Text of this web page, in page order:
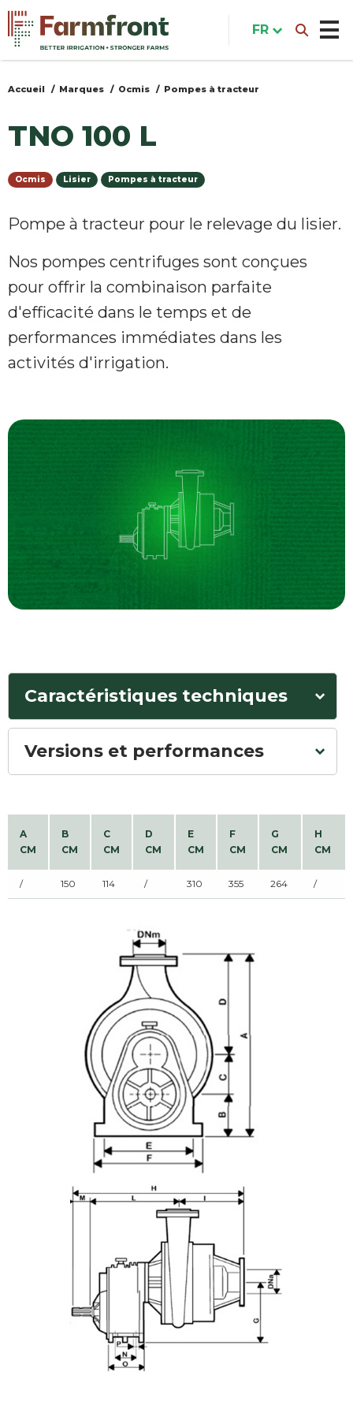
Aller
au
contenu
principal
Vous
Accueil Marques Ocmis Pompes à tracteur
TNO 100 L
Ocmis Lisier Pompes à tracteur
Pompe à tracteur pour le relevage du lisier.
Nos pompes centrifuges sont conçues
pour offrir la combinaison parfaite
d'efficacité dans le temps et de
performances immédiates dans les
activités d'irrigation.
Caractéristiques techniques
Versions et performances
A
CM
B
CM
C
CM
D
CM
E
CM
F
CM
G
CM
H
CM
/ 150 114 / 310 355 264 /
FR